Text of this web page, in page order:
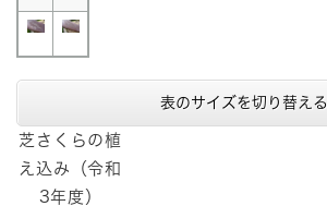
表のサイズを切り替える
芝さくらの植
え込み（令和
3年度）